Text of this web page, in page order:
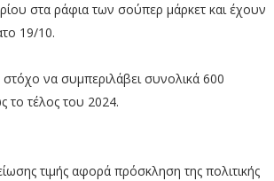
στα ράφια των σούπερ μάρκετ και έχουν
19/10.
στόχο να συμπεριλάβει συνολικά 600
το τέλος του 2024.
τιμής αφορά πρόσκληση της πολιτικής